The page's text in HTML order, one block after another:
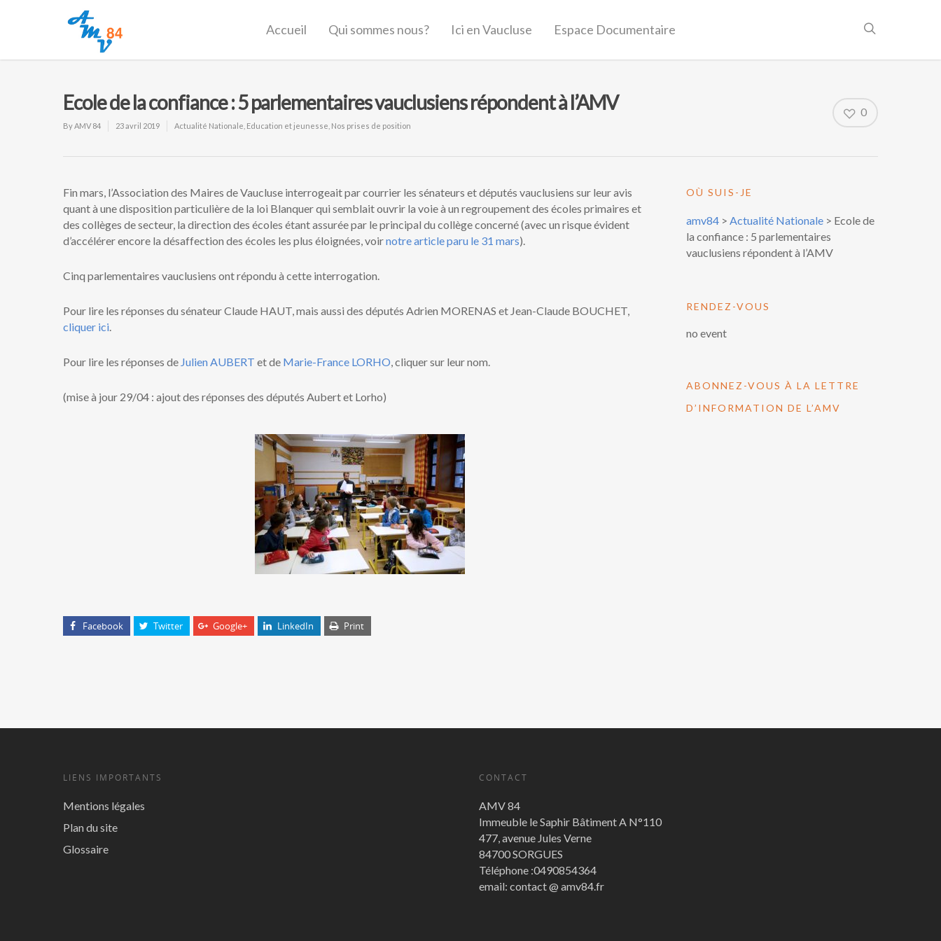
Accueil Qui sommes nous? Ici en Vaucluse Espace Documentaire
Ecole de la confiance : 5 parlementaires vauclusiens répondent à l’AMV
ByAMV 84 23 avril 2019 Actualité Nationale Education et jeunesse Nos prises de position
0
Fin mars, l’Association des Maires de Vaucluse interrogeait par courrier les sénateurs et députés vauclusiens sur leur avis
quant à une disposition particulière de la loi Blanquer qui semblait ouvrir la voie à un regroupement des écoles primaires et
des collèges de secteur, la direction des écoles étant assurée par le principal du collège concerné (avec un risque évident
d’accélérer encore la désaffection des écoles les plus éloignées, voirnotre article paru le 31 mars).
Cinq parlementaires vauclusiens ont répondu à cette interrogation.
Pour lire les réponses du sénateur Claude HAUT, mais aussi des députés Adrien MORENAS et Jean-Claude BOUCHET,
cliquer ici.
Pour lire les réponses de Julien AUBERT et de Marie-France LORHO, cliquer sur leur nom.
(mise à jour 29/04 : ajout des réponses des députés Aubert et Lorho)
Facebook Twitter Google+ LinkedIn Print
OÙ SUIS-JE
amv84 >Actualité Nationale > Ecole de
la confiance : 5 parlementaires
vauclusiens répondent à l’AMV
RENDEZ-VOUS
no event
ABONNEZ-VOUS À LA LETTRE
D’INFORMATION DE L’AMV
LIENS IMPORTANTS
Mentions légales
Plan du site
Glossaire
CONTACT
AMV 84
Immeuble le Saphir Bâtiment A N°110
477, avenue Jules Verne
84700 SORGUES
Téléphone :0490854364
email: contact @ amv84.fr